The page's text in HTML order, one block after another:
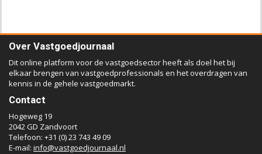
Over Vastgoedjournaal
Dit online platform voor de vastgoedsector heeft als doel het bij
elkaar brengen van vastgoedprofessionals en het overdragen van
kennis in de gehele vastgoedmarkt.
Contact
Hogeweg 19
2042 GD Zandvoort
Telefoon: +31 (0) 23 743 49 09
E-mail: info@vastgoedjournaal.nl